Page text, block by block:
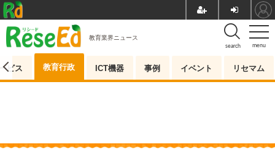
menu
search
教育業界ニュース
ビス 教育行政 ICT機器 事例 イベント リセマム